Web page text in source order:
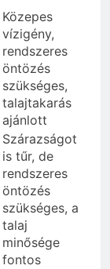
Közepes
vízigény,
rendszeres
öntözés
szükséges,
talajtakarás
ajánlott
Szárazságot
is tűr, de
rendszeres
öntözés
szükséges, a
talaj
minősége
fontos